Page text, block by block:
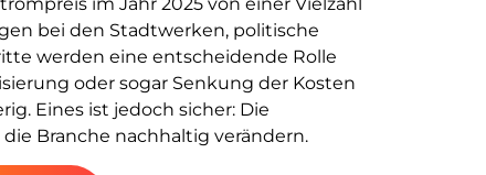
bei den Stadtwerken, politische
werden eine entscheidende Rolle
oder sogar Senkung der Kosten
Eines ist jedoch sicher: Die
Branche nachhaltig verändern.